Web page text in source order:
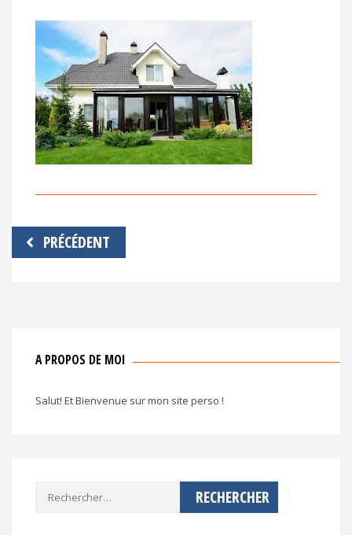
Navigation
de
PRÉCÉDENT
A PROPOS DE MOI
Salut! Et Bienvenue sur mon site perso !
Rechercher :